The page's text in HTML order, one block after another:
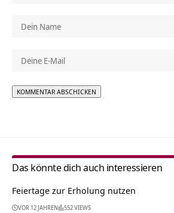
Das könnte dich auch interessieren
Feiertage zur Erholung nutzen
VOR 12 JAHREN 552 VIEWS